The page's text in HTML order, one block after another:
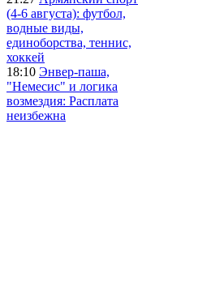
(4-6 августа): футбол,
водные виды,
единоборства, теннис,
хоккей
18:10 Энвер-паша,
"Немесис" и логика
возмездия: Расплата
неизбежна